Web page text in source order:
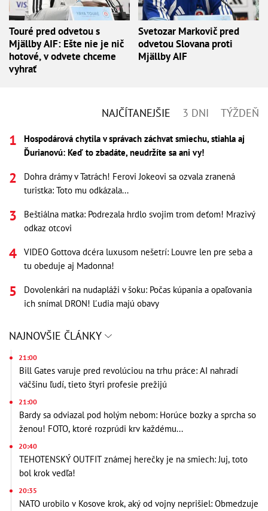
Touré pred odvetou s
Mjällby AIF: Ešte nie je nič
hotové, v odvete chceme
vyhrať
Svetozar Markovič pred
odvetou Slovana proti
Mjällby AIF
NAJČÍTANEJŠIE 3 DNI TÝŽDEŇ
Hospodárová chytila v správach záchvat smiechu, stiahla aj
Ďurianovú: Keď to zbadáte, neudržíte sa ani vy!
Dohra drámy v Tatrách! Ferovi Jokeovi sa ozvala zranená
turistka: Toto mu odkázala...
Beštiálna matka: Podrezala hrdlo svojim trom deťom! Mrazivý
odkaz otcovi
VIDEO Gottova dcéra luxusom nešetrí: Louvre len pre seba a
tu obeduje aj Madonna!
Dovolenkári na nudapláži v šoku: Počas kúpania a opaľovania
ich snímal DRON! Ľudia majú obavy
NAJNOVŠIE ČLÁNKY
21:00
Bill Gates varuje pred revolúciou na trhu práce: AI nahradí
väčšinu ľudí, tieto štyri profesie prežijú
21:00
Bardy sa odviazal pod holým nebom: Horúce bozky a sprcha so
ženou! FOTO, ktoré rozprúdi krv každému...
20:40
TEHOTENSKÝ OUTFIT známej herečky je na smiech: Juj, toto
bol krok vedľa!
20:35
NATO urobilo v Kosove krok, aký od vojny neprišiel: Obmedzuje